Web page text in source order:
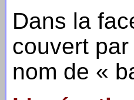
Dans la
couvert
nom de «